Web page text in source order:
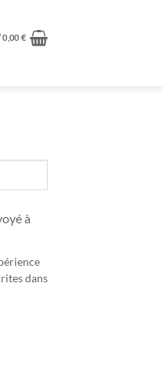
0,00 €
à
dans